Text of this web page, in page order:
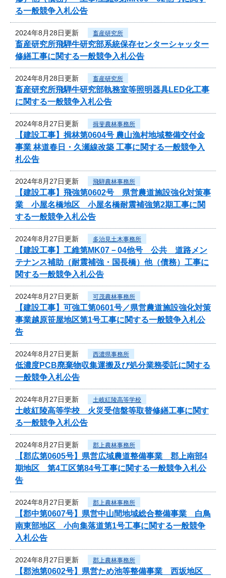
る一般競争入札公告
2024年8月28日更新 畜産研究所
畜産研究所飛騨牛研究部系統保存センターシャッター
修繕工事に関する一般競争入札公告
2024年8月28日更新 畜産研究所
畜産研究所飛騨牛研究部執務室等照明器具LED化工事
に関する一般競争入札公告
2024年8月27日更新 揖斐農林事務所
【建設工事】揖林第0604号 農山漁村地域整備交付金
事業 林道春日・久瀬線改築 工事に関する一般競争入
札公告
2024年8月27日更新 飛騨農林事務所
【建設工事】飛強第0602号 県営農道施設強化対策事
業 小屋名橋地区 小屋名橋耐震補強第2期工事に関
する一般競争入札公告
2024年8月27日更新 多治見土木事務所
【建設工事】工維第MK07－04他号 公共 道路メン
テナンス補助（耐震補強・国長橋）他（債務）工事に
関する一般競争入札公告
2024年8月27日更新 可茂農林事務所
【建設工事】可強工第0601号／県営農道施設強化対策
事業越原笹屋地区第1号工事に関する一般競争入札公
告
2024年8月27日更新 西濃県事務所
低濃度PCB廃棄物収集運搬及び処分業務委託に関する
一般競争入札公告
2024年8月27日更新 土岐紅陵高等学校
土岐紅陵高等学校 火災受信盤等取替修繕工事に関す
る一般競争入札公告
2024年8月27日更新 郡上農林事務所
【郡広第0605号】県営広域農道整備事業 郡上南部4
期地区 第4工区第84号工事に関する一般競争入札公
告
2024年8月27日更新 郡上農林事務所
【郡中第0607号】県営中山間地域総合整備事業 白鳥
南東部地区 小向集落道第1号工事に関する一般競争
入札公告
2024年8月27日更新 郡上農林事務所
【郡池第0602号】県営ため池等整備事業 西坂地区